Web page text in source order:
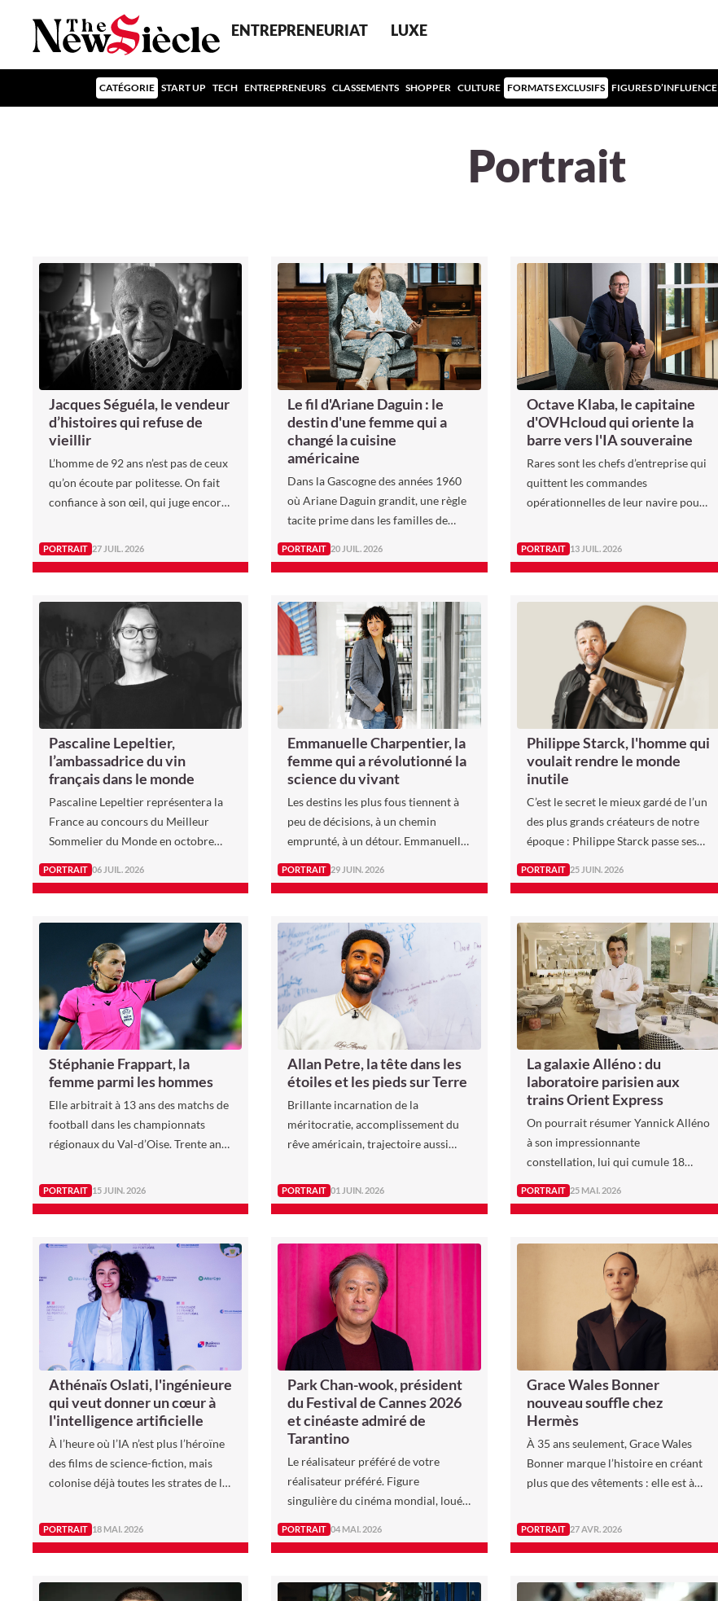
ENTREPRENEURIAT LUXE
CATÉGORIE START UP TECH ENTREPRENEURS CLASSEMENTS SHOPPER CULTURE FORMATS EXCLUSIFS FIGURES D’INFLUENCE
Portrait
Jacques Séguéla, le vendeur
d’histoires qui refuse de
vieillir
L’homme de 92 ans n’est pas de ceux
qu’on écoute par politesse. On fait
confiance à son œil, qui juge encore,
instinct est intact, toujours capable
de repérer la bonne idée.
PORTRAIT 27 JUIL. 2026
Le fil d'Ariane Daguin : le
destin d'une femme qui a
changé la cuisine
américaine
Dans la Gascogne des années 1960
où Ariane Daguin grandit, une règle
tacite prime dans les familles de
restaurateurs : l’auberge se
transmet de père en fils.
PORTRAIT 20 JUIL. 2026
Octave Klaba, le capitaine
d'OVHcloud qui oriente la
barre vers l'IA souveraine
Rares sont les chefs d’entreprise qui
quittent les commandes
opérationnelles de leur navire pour
tard.
PORTRAIT 13 JUIL. 2026
Pascaline Lepeltier,
l’ambassadrice du vin
français dans le monde
Pascaline Lepeltier représentera la
France au concours du Meilleur
Sommelier du Monde en octobre
2026 à Lisbonne. Déjà classée
quatrième en 2023, cette
majeure du vin français à
l’international.
PORTRAIT 06 JUIL. 2026
Emmanuelle Charpentier, la
femme qui a révolutionné la
science du vivant
Les destins les plus fous tiennent à
peu de décisions, à un chemin
emprunté, à un détour. Emmanuelle
Charpentier aurait pu être détective
ou même religieuse.
PORTRAIT 29 JUIN. 2026
Philippe Starck, l'homme qui
voulait rendre le monde
inutile
C’est le secret le mieux gardé de l’un
des plus grands créateurs de notre
époque : Philippe Starck passe ses
journées à concevoir des objets tout
en rêvant de leur disparition.
PORTRAIT 25 JUIN. 2026
Stéphanie Frappart, la
femme parmi les hommes
Elle arbitrait à 13 ans des matchs de
football dans les championnats
régionaux du Val-d’Oise. Trente ans
centre d’une pelouse qatarienne,
regardée par des millions de
Costa Rica lors de la Coupe du
monde masculine 2022.
PORTRAIT 15 JUIN. 2026
Allan Petre, la tête dans les
étoiles et les pieds sur Terre
Brillante incarnation de la
méritocratie, accomplissement du
rêve américain, trajectoire aussi
PORTRAIT 01 JUIN. 2026
La galaxie Alléno : du
laboratoire parisien aux
trains Orient Express
On pourrait résumer Yannick Alléno
à son impressionnante
constellation, lui qui cumule 18
étoiles Michelin à travers ses
différents restaurants.
PORTRAIT 25 MAI. 2026
Athénaïs Oslati, l'ingénieure
qui veut donner un cœur à
l'intelligence artificielle
À l’heure où l’IA n’est plus l’héroïne
des films de science-fiction, mais
colonise déjà toutes les strates de la
films à l’assistance médicale, une
question demeure : faut-il vraiment
algorithmes dépourvus de
PORTRAIT 18 MAI. 2026
Park Chan-wook, président
du Festival de Cannes 2026
et cinéaste admiré de
Tarantino
Le réalisateur préféré de votre
réalisateur préféré. Figure
singulière du cinéma mondial, loué
pour ses talents de conteur, adulé
pour sa radicalité, Park Chan-wook
PORTRAIT 04 MAI. 2026
​​Grace Wales Bonner
nouveau souffle chez
Hermès
À 35 ans seulement, Grace Wales
Bonner marque l’histoire en créant
plus que des vêtements : elle est à
lequel les tissus construisent des
ponts et racontent des histoires.
PORTRAIT 27 AVR. 2026